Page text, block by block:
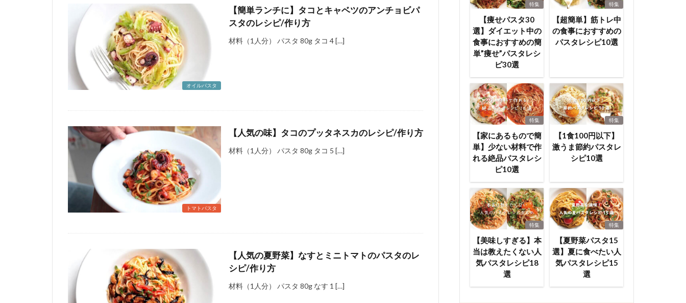
オイルパスタ
【簡単ランチに】タコとキャベツのアンチョビパ
スタのレシピ/作り方
材料（1人分） パスタ 80g タコ 4 […]
トマトパスタ
【人気の味】タコのプッタネスカのレシピ/作り方
材料（1人分） パスタ 80g タコ 5 […]
【人気の夏野菜】なすとミニトマトのパスタのレ
シピ/作り方
材料（1人分） パスタ 80g なす 1 […]
特集
【痩せパスタ30
選】ダイエット中の
食事におすすめの簡
単”痩せ”パスタレシ
ピ30選
特集
【超簡単】筋トレ中
の食事におすすめの
パスタレシピ10選
特集
【家にあるもので簡
単】少ない材料で作
れる絶品パスタレシ
ピ10選
特集
【1食100円以下】
激うま節約パスタレ
シピ10選
特集
【美味しすぎる】本
当は教えたくない人
気パスタレシピ18
選
特集
【夏野菜パスタ15
選】夏に食べたい人
気パスタレシピ15
選